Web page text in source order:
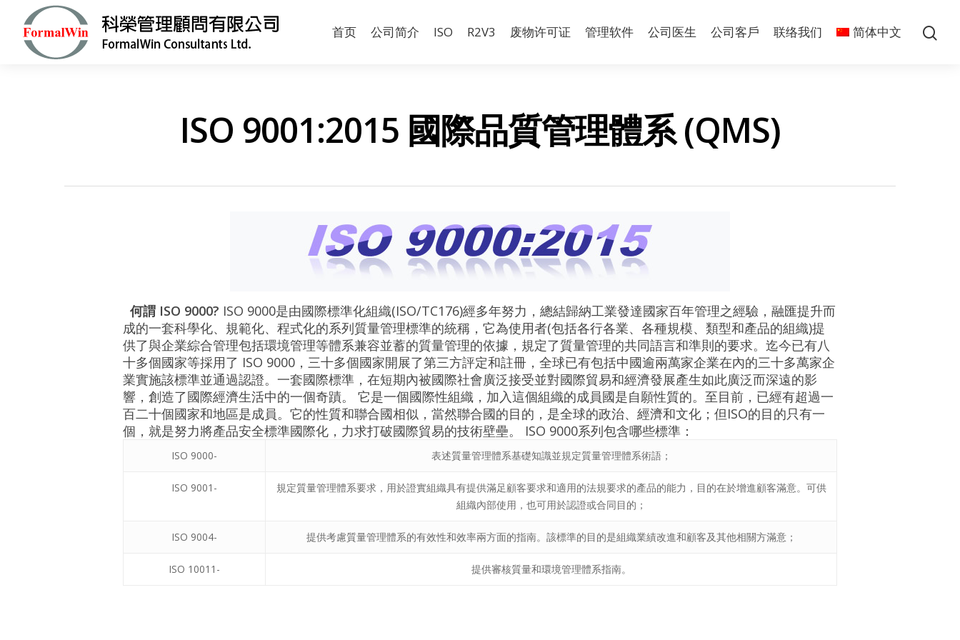
首页 公司简介 ISO R2V3 废物许可证 管理软件 公司医生 公司客戶 联络我们 简体中文
ISO 9001:2015 國際品質管理體系 (QMS)
何謂 ISO 9000? ISO 9000是由國際標準化組織(ISO/TC176)經多年努力，總結歸納工業發達國家百年管理之經驗，融匯提升而
成的一套科學化、規範化、程式化的系列質量管理標準的統稱，它為使用者(包括各行各業、各種規模、類型和產品的組織)提
供了與企業綜合管理包括環境管理等體系兼容並蓄的質量管理的依據，規定了質量管理的共同語言和準則的要求。迄今已有八
十多個國家等採用了 ISO 9000，三十多個國家開展了第三方評定和註冊，全球已有包括中國逾兩萬家企業在內的三十多萬家企
業實施該標準並通過認證。一套國際標準，在短期內被國際社會廣泛接受並對國際貿易和經濟發展產生如此廣泛而深遠的影
響，創造了國際經濟生活中的一個奇蹟。 它是一個國際性組織，加入這個組織的成員國是自願性質的。至目前，已經有超過一
百二十個國家和地區是成員。它的性質和聯合國相似，當然聯合國的目的，是全球的政治、經濟和文化；但ISO的目的只有一
個，就是努力將產品安全標準國際化，力求打破國際貿易的技術壁壘。 ISO 9000系列包含哪些標準：
ISO 9000- 表述質量管理體系基礎知識並規定質量管理體系術語；
ISO 9001-
規定質量管理體系要求，用於證實組織具有提供滿足顧客要求和適用的法規要求的產品的能力，目的在於增進顧客滿意。可供
組織內部使用，也可用於認證或合同目的；
ISO 9004- 提供考慮質量管理體系的有效性和效率兩方面的指南。該標準的目的是組織業績改進和顧客及其他相關方滿意；
ISO 10011- 提供審核質量和環境管理體系指南。